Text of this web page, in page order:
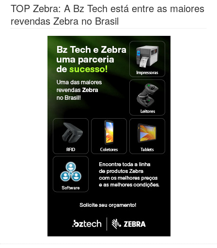
TOP Zebra: A Bz Tech está entre as maiores
revendas Zebra no Brasil